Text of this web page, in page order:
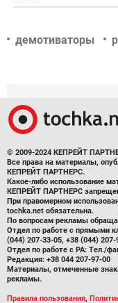
демотиваторы
© 2009-2024 КЕПРЕЙТ
Все права на материалы,
КЕПРЕЙТ ПАРТНЕРС.
Какое-либо использование
КЕПРЕЙТ ПАРТНЕРС
При правомерном
tochka.net обязательна.
По вопросам рекламы
Отдел по работе с прямыми
(044) 207-33-05, +38 (044) 207-
Отдел по работе с РА: Тел./
Редакция: +38 044 207-97-00
Материалы, отмеченные
рекламы.
Правила пользования,